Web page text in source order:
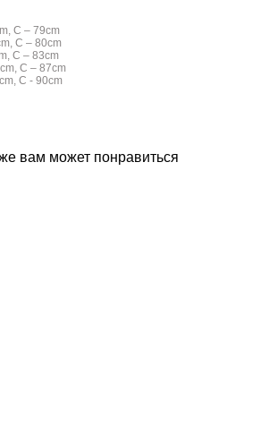
C – 79cm
C – 80cm
C – 83cm
C – 87cm
C - 90cm
вам может понравиться